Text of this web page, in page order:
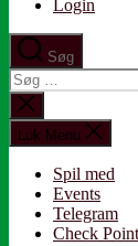
Login
Søg
Søg
efter:
Luk
søgning
Luk Menu
Spil med
Events
Telegram
Check